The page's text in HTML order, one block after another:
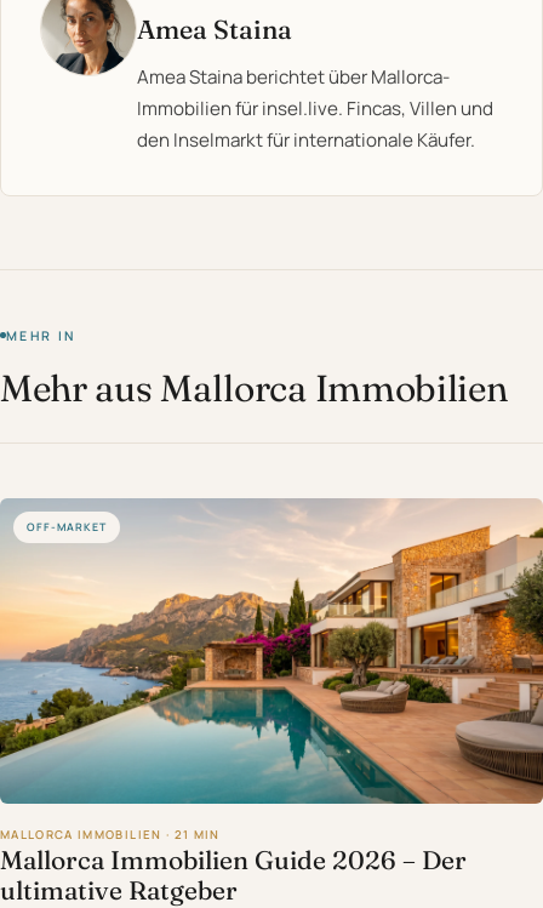
Amea Staina
Amea Staina berichtet über Mallorca-
Immobilien für insel.live. Fincas, Villen und
den Inselmarkt für internationale Käufer.
MEHR IN
Mehr aus Mallorca Immobilien
OFF-MARKET
MALLORCA IMMOBILIEN · 21 MIN
Mallorca Immobilien Guide 2026 – Der
ultimative Ratgeber